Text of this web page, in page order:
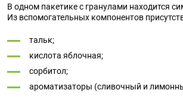
В одном пакетике с гранулами находится
Из вспомогательных компонентов
тальк;
кислота яблочная;
сорбитол;
ароматизаторы (сливочный и